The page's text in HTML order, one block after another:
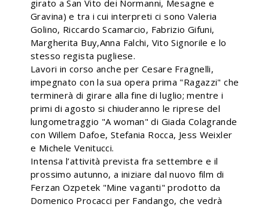
girato a San Vito dei Normanni, Mesagne e
Gravina) e tra i cui interpreti ci sono Valeria
Golino, Riccardo Scamarcio, Fabrizio Gifuni,
Margherita Buy,Anna Falchi, Vito Signorile e lo
stesso regista pugliese.
Lavori in corso anche per Cesare Fragnelli,
impegnato con la sua opera prima "Ragazzi" che
terminerà di girare alla fine di luglio; mentre i
primi di agosto si chiuderanno le riprese del
lungometraggio "A woman" di Giada Colagrande
con Willem Dafoe, Stefania Rocca, Jess Weixler
e Michele Venitucci.
Intensa l’attività prevista fra settembre e il
prossimo autunno, a iniziare dal nuovo film di
Ferzan Ozpetek "Mine vaganti" prodotto da
Domenico Procacci per Fandango, che vedrà